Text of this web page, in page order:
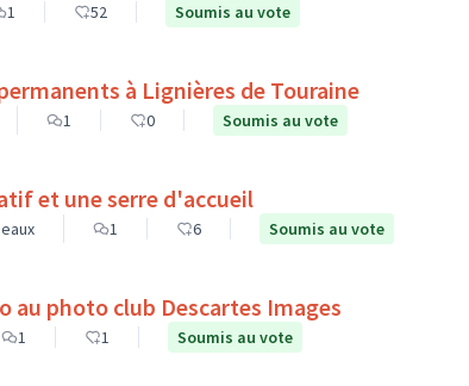
1 52 Soumis au vote
à Lignières de Touraine
1 0 Soumis au vote
et une serre d'accueil
1 6 Soumis au vote
au photo club Descartes Images
1 1 Soumis au vote